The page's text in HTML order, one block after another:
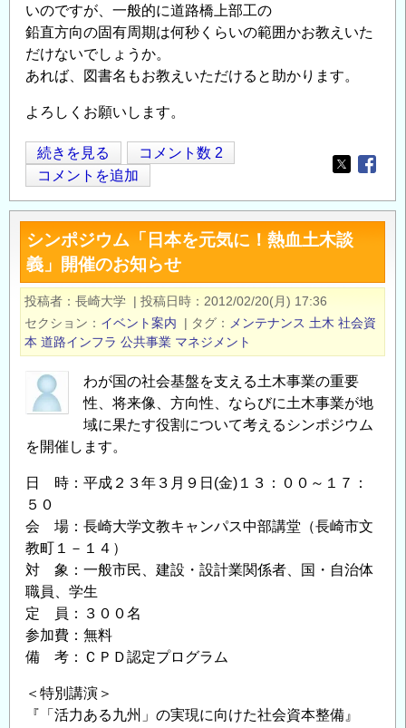
明
会
の
公
開
つ
い
て
の
いのですが、一般的に道路橋上部工の
鉛直方向の固有周期は何秒くらいの範囲かお教えいた
だけないでしょうか。
あれば、図書名もお教えいただけると助かります。
よろしくお願いします。
道
路
橋
の
上
部
工
振
動
の
周
期
つ
て
の
続きを見る
コメント数 2
コメントを追加
Opens in
シンポジウム「日本を元気に！熱血土木談
義」開催のお知らせ
投稿者 長崎大学 | 投稿日時
2012/02/20(月) 17:36
セクション
イベント案内 | タグ メンテナンス 土木 社会資
本 道路インフラ 公共事業 マネジメント
わが国の社会基盤を支える土木事業の重要
性、将来像、方向性、ならびに土木事業が地
域に果たす役割について考えるシンポジウム
を開催します。
日 時：平成２３年３月９日(金)１３：００～１７：
５０
会 場：長崎大学文教キャンパス中部講堂（長崎市文
教町１－１４）
対 象：一般市民、建設・設計業関係者、国・自治体
職員、学生
定 員：３００名
参加費：無料
備 考：ＣＰＤ認定プログラム
＜特別講演＞
『「活力ある九州」の実現に向けた社会資本整備』